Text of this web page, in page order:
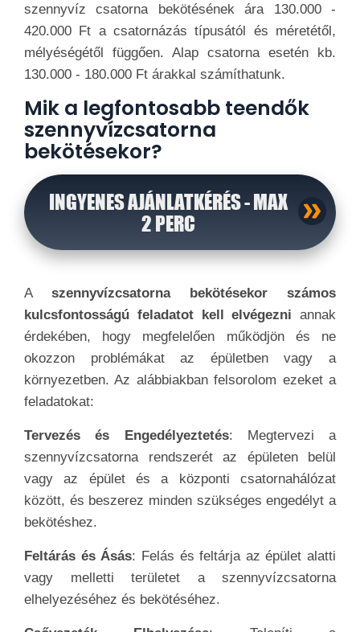
szennyvíz csatorna bekötésének ára 130.000 -
420.000 Ft a csatornázás típusától és méretétől,
mélyéségétől függően. Alap csatorna esetén kb.
130.000 - 180.000 Ft árakkal számíthatunk.
Mik a legfontosabb teendők
szennyvízcsatorna
bekötésekor?
INGYENES AJÁNLATKÉRÉS - MAX
2 PERC
A szennyvízcsatorna bekötésekor számos
kulcsfontosságú feladatot kell elvégezni annak
érdekében, hogy megfelelően működjön és ne
okozzon problémákat az épületben vagy a
környezetben. Az alábbiakban felsorolom ezeket a
feladatokat:
Tervezés és Engedélyeztetés: Megtervezi a
szennyvízcsatorna rendszerét az épületen belül
vagy az épület és a központi csatornahálózat
között, és beszerez minden szükséges engedélyt a
bekötéshez.
Feltárás és Ásás: Felás és feltárja az épület alatti
vagy melletti területet a szennyvízcsatorna
elhelyezéséhez és bekötéséhez.